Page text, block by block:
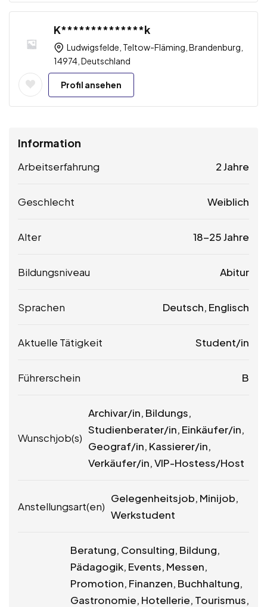
K**************k
Ludwigsfelde, Teltow-Fläming, Brandenburg,
14974, Deutschland
Profil ansehen
Information
Arbeitserfahrung 2 Jahre
Geschlecht Weiblich
Alter 18-25 Jahre
Bildungsniveau Abitur
Sprachen Deutsch, Englisch
Aktuelle Tätigkeit Student/in
Führerschein B
Wunschjob(s)
Archivar/in, Bildungs­,
Studienberater/in, Einkäufer/in,
Geograf/in, Kassierer/in,
Verkäufer/in, VIP-Hostess/Host
Anstellungsart(en)
Gelegenheitsjob, Minijob,
Werkstudent
Beratung, Consulting, Bildung,
Pädagogik, Events, Messen,
Promotion, Finanzen, Buchhaltung,
Gastronomie, Hotellerie, Tourismus,